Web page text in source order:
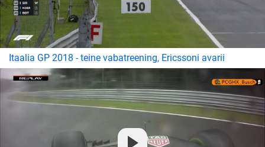
Itaalia GP 2018 - teine vabatreening, Ericssoni avarii